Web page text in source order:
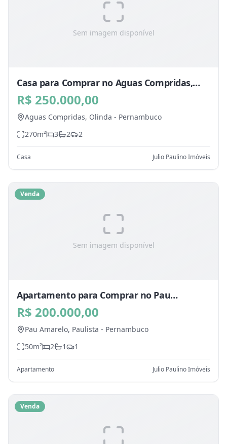
Sem imagem disponível
Casa para Comprar no Aguas Compridas,
Olinda - PE
R$ 250.000,00
Aguas Compridas, Olinda - Pernambuco
270m² 3 2 2
Casa Julio Paulino Imóveis
Sem imagem disponível
Venda
Apartamento para Comprar no Pau
Amarelo, Paulista - PE
R$ 200.000,00
Pau Amarelo, Paulista - Pernambuco
50m² 2 1 1
Apartamento Julio Paulino Imóveis
Venda